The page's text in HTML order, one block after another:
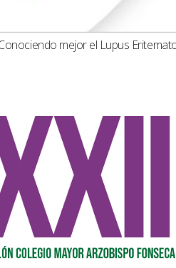
mejor el Lupus